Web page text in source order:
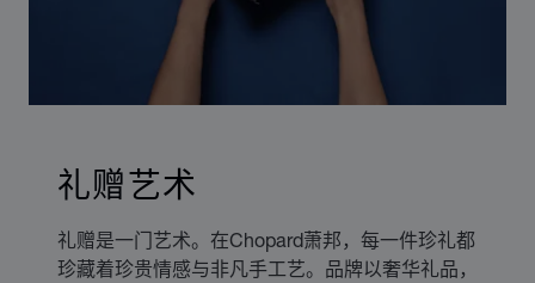
礼赠艺术
礼赠是一门艺术。在Chopard萧邦，每一件珍礼都
珍藏着珍贵情感与非凡手工艺。品牌以奢华礼品，